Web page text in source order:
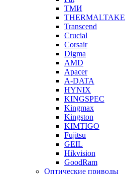
ТМИ
THERMALTAKE
Transcend
Crucial
Corsair
Digma
AMD
Apacer
A-DATA
HYNIX
KINGSPEC
Kingmax
Kingston
KIMTIGO
Fujitsu
GEIL
Hikvision
GoodRam
Оптические приводы